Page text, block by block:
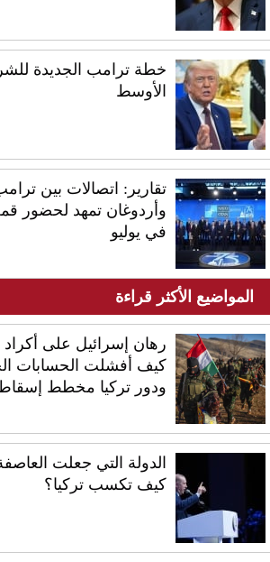
خطة ترامب الجديدة
الأوسط
تقارير: اتصالات بين
وأردوغان تمهد لحضور قمة
في يوليو
المواضيع الأكثر قراءة
رهان إسرائيل على أكراد
كيف أفشلت الحسابات
ودور تركيا مخطط إسقاط
الدولة التي جعلت
كيف تكسب تركيا؟